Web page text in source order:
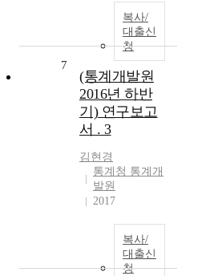
복사/
대출신
청
7
(통계개발원
2016년 하반
기) 연구보고
서 . 3
김현경
통계청 통계개
발원
2017
복사/
대출신
청